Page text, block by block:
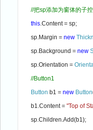
//把sp添加为窗体的子
this .Content = sp;
       sp.Margin =
new
       sp.Background =
new
       sp.Orientation =
//Button1
Button b1 = new Button
       b1.Content =
"Top of
       sp.Children.Add(b1);